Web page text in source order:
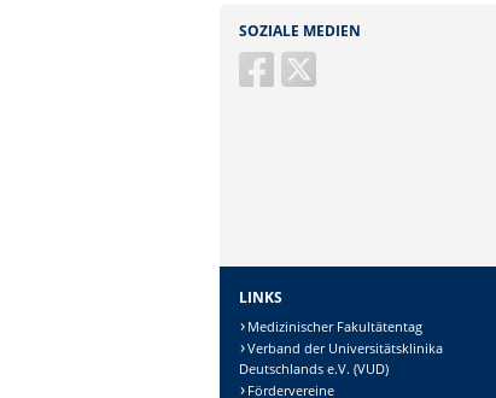
Ihre E-Mailadresse:
SOZIALE MEDIEN
LINKS
Medizinischer Fakultätentag
Verband der Universitätsklinika
Deutschlands e.V. (VUD)
Fördervereine